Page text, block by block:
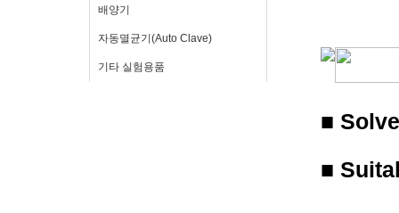
배양기
자동멸균기(Auto Clave)
기타 실험용품
■
■